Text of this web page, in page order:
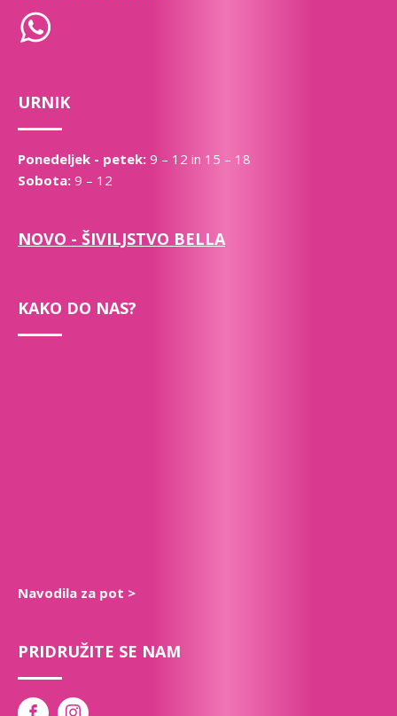
URNIK
Ponedeljek - petek: 9 – 12 in 15 – 18
Sobota: 9 – 12
NOVO - ŠIVILJSTVO BELLA
KAKO DO NAS?
Navodila za pot >
PRIDRUŽITE SE NAM